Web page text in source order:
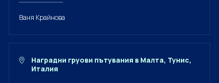
Ваня Крайнова
Наградни груови пътувания в Малта, Тунис,
Италия